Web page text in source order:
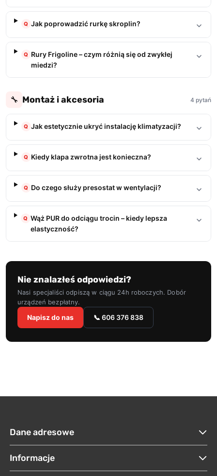
Q Jak poprowadzić rurkę skroplin?
Q Rury Frigoline – czym różnią się od zwykłej
miedzi?
🔧 Montaż i akcesoria 4 pytań
Q Jak estetycznie ukryć instalację klimatyzacji?
Q Kiedy klapa zwrotna jest konieczna?
Q Do czego służy presostat w wentylacji?
Q Wąż PUR do odciągu trocin – kiedy lepsza
elastyczność?
Nie znalazłeś odpowiedzi?
Nasi specjaliści odpiszą w ciągu 24h roboczych. Dobór
urządzeń bezpłatny.
Napisz do nas 📞 606 376 838
Dane adresowe
Informacje